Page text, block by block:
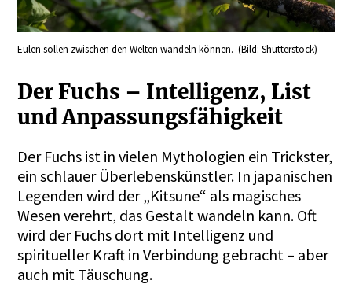
Eulen sollen zwischen den Welten wandeln können. (Bild: Shutterstock)
Der Fuchs – Intelligenz, List
und Anpassungsfähigkeit
Der Fuchs ist in vielen Mythologien ein Trickster,
ein schlauer Überlebenskünstler. In japanischen
Legenden wird der „Kitsune“ als magisches
Wesen verehrt, das Gestalt wandeln kann. Oft
wird der Fuchs dort mit Intelligenz und
spiritueller Kraft in Verbindung gebracht – aber
auch mit Täuschung.